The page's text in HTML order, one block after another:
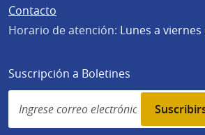
Contacto
Horario de atención: Lunes a viernes
Suscripción a Boletines
Simplenews
subscription